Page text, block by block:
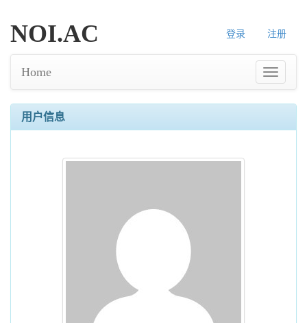
登录 注册
NOI.AC
Home
用户信息